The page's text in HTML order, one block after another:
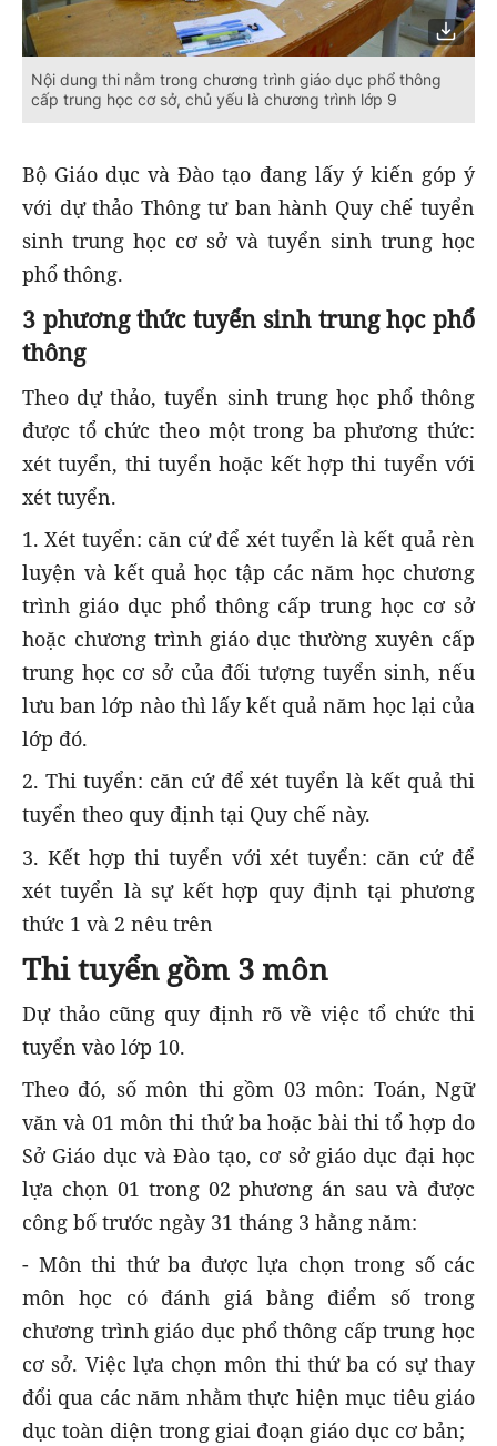
Nội dung thi nằm trong chương trình giáo dục phổ thông
cấp trung học cơ sở, chủ yếu là chương trình lớp 9
Bộ Giáo dục và Đào tạo đang lấy ý kiến góp ý
với dự thảo Thông tư ban hành Quy chế tuyển
sinh trung học cơ sở và tuyển sinh trung học
phổ thông.
3 phương thức tuyển sinh trung học phổ
thông
Theo dự thảo, tuyển sinh trung học phổ thông
được tổ chức theo một trong ba phương thức:
xét tuyển, thi tuyển hoặc kết hợp thi tuyển với
xét tuyển.
1. Xét tuyển: căn cứ để xét tuyển là kết quả rèn
luyện và kết quả học tập các năm học chương
trình giáo dục phổ thông cấp trung học cơ sở
hoặc chương trình giáo dục thường xuyên cấp
trung học cơ sở của đối tượng tuyển sinh, nếu
lưu ban lớp nào thì lấy kết quả năm học lại của
lớp đó.
2. Thi tuyển: căn cứ để xét tuyển là kết quả thi
tuyển theo quy định tại Quy chế này.
3. Kết hợp thi tuyển với xét tuyển: căn cứ để
xét tuyển là sự kết hợp quy định tại phương
thức 1 và 2 nêu trên
Thi tuyển gồm 3 môn
Dự thảo cũng quy định rõ về việc tổ chức thi
tuyển vào lớp 10.
Theo đó, số môn thi gồm 03 môn: Toán, Ngữ
văn và 01 môn thi thứ ba hoặc bài thi tổ hợp do
Sở Giáo dục và Đào tạo, cơ sở giáo dục đại học
lựa chọn 01 trong 02 phương án sau và được
công bố trước ngày 31 tháng 3 hằng năm:
- Môn thi thứ ba được lựa chọn trong số các
môn học có đánh giá bằng điểm số trong
chương trình giáo dục phổ thông cấp trung học
cơ sở. Việc lựa chọn môn thi thứ ba có sự thay
đổi qua các năm nhằm thực hiện mục tiêu giáo
dục toàn diện trong giai đoạn giáo dục cơ bản;